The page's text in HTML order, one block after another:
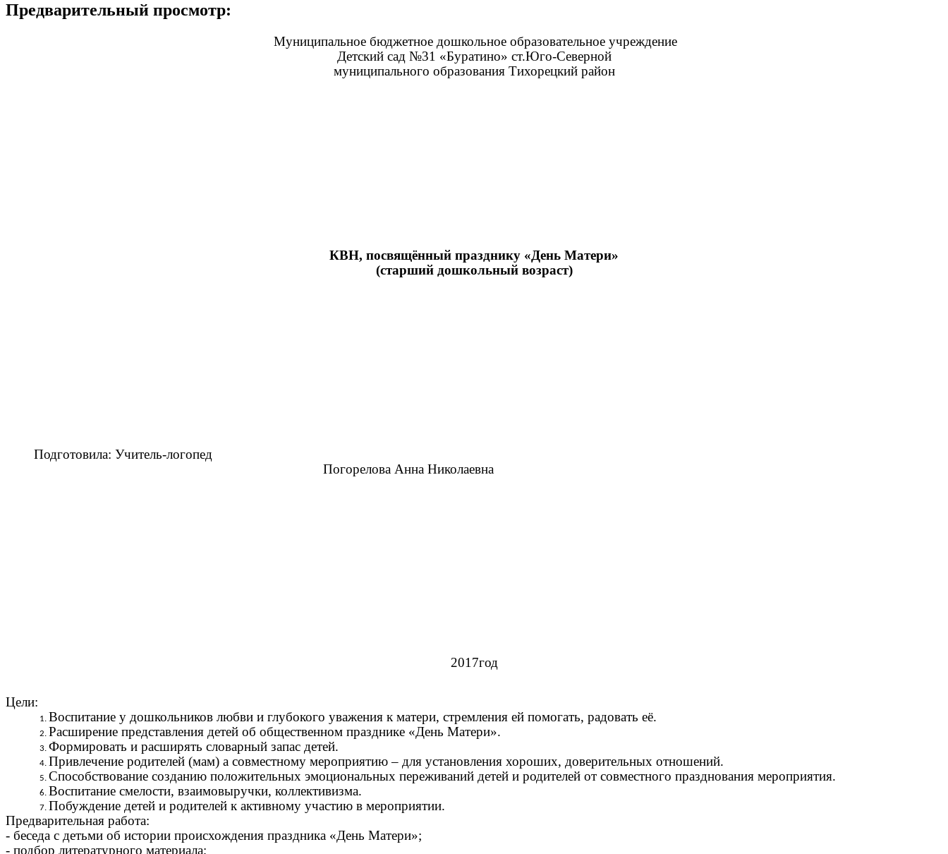
Предварительный просмотр:
Муниципальное бюджетное дошкольное образовательное учреждение
Детский сад №31 «Буратино» ст.Юго-Северной
муниципального образования Тихорецкий район
КВН, посвящённый празднику «День Матери»
(старший дошкольный возраст)
Подготовила: Учитель-логопед
Погорелова Анна Николаевна
2017год
Цели:
Воспитание у дошкольников любви и глубокого уважения к матери, стремления ей помогать, радовать её.
Расширение представления детей об общественном празднике «День Матери».
Формировать и расширять словарный запас детей.
Привлечение родителей (мам) а совместному мероприятию – для установления хороших, доверительных отношений.
Способствование созданию положительных эмоциональных переживаний детей и родителей от совместного празднования мероприятия.
Воспитание смелости, взаимовыручки, коллективизма.
Побуждение детей и родителей к активному участию в мероприятии.
Предварительная работа:
- беседа с детьми об истории происхождения праздника «День Матери»;
- подбор литературного материала;